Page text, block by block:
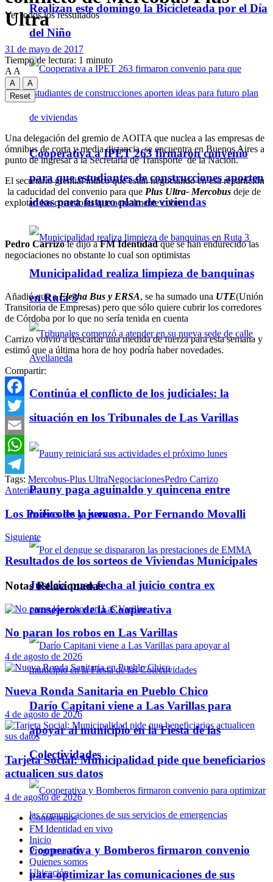
Realizan este domingo la Bicicleteada por el Día
del Niño
Cooperativa a IPET 263 firmaron convenio
para que estudiantes de construcciones aporten
ideas para futuro plan de viviendas
Municipalidad realiza limpieza de banquinas
en Ruta 3
Continúa el conflicto de los judiciales: la
situación en los Tribunales de Las Varillas
Pauny paga aguinaldo y quincena entre
miércoles y jueves
Justicia puso fecha al juicio contra ex
consejeros de la Cooperativa
Darío Capitani viene a Las Varillas para
apoyar al municipio en la Fiesta de las
Colectividades
Cooperativa y Bomberos firmaron convenio
para optimizar las comunicaciones de sus
Ver todos los ressultados
Ultra
31 de mayo de 2017
Tiempo de lectura: 1 minuto
A A
A
A
Reset
Una delegación del gremio de AOITA que nuclea a las empresas de
ómnibus de corta y media distancia se encuentra en Buenos Aires a
punto de ingresar a la Secretaría de Transporte de la Nación.
El secretario gremial indicó que están negociando en esa repartición
la caducidad del convenio para que Plus Ultra- Mercobus deje de
explotar los corredores que actualmente cubre.
Pedro Carrizole dijo aFM Identidadque se han endurecido las
negociaciones no obstante lo cual son optimistas
Añadió que aFlecha Bus y ERSA, se ha sumado una UTE(Unión
Transitoria de Empresas) pero que sólo quiere cubrir los corredores
de Córdoba por lo que no sería tenida en cuenta
Carrizo volvió a descartar una medida de fuerza para esta semana y
estimó que a última hora de hoy podría haber novedades.
Compartir:
Facebook
Twitter
Email
WhatsApp
Telegram
Tags: Mercobus-Plus UltraNegociacionesPedro Carrizo
Anterior
Los Podios de la semana. Por Fernando Movalli
Siguiente
Resultados de los sorteos de Viviendas Municipales
NotasRelacionadas
No paran los robos en Las Varillas
4 de agosto de 2026
Nueva Ronda Sanitaria en Pueblo Chico
4 de agosto de 2026
Tarjeta Social: Municipalidad pide que beneficiarios
actualicen sus datos
4 de agosto de 2026
Contáctenos
FM Identidad en vivo
Inicio
Programación
Quienes somos
Ubicación